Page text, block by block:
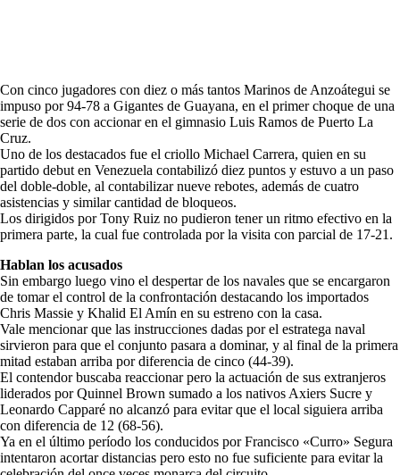
Con cinco jugadores con diez o más tantos Marinos de Anzoátegui se
impuso por 94-78 a Gigantes de Guayana, en el primer choque de una
serie de dos con accionar en el gimnasio Luis Ramos de Puerto La
Cruz.
Uno de los destacados fue el criollo Michael Carrera, quien en su
partido debut en Venezuela contabilizó diez puntos y estuvo a un paso
del doble-doble, al contabilizar nueve rebotes, además de cuatro
asistencias y similar cantidad de bloqueos.
Los dirigidos por Tony Ruiz no pudieron tener un ritmo efectivo en la
primera parte, la cual fue controlada por la visita con parcial de 17-21.
Hablan los acusados
Sin embargo luego vino el despertar de los navales que se encargaron
de tomar el control de la confrontación destacando los importados
Chris Massie y Khalid El Amín en su estreno con la casa.
Vale mencionar que las instrucciones dadas por el estratega naval
sirvieron para que el conjunto pasara a dominar, y al final de la primera
mitad estaban arriba por diferencia de cinco (44-39).
El contendor buscaba reaccionar pero la actuación de sus extranjeros
liderados por Quinnel Brown sumado a los nativos Axiers Sucre y
Leonardo Capparé no alcanzó para evitar que el local siguiera arriba
con diferencia de 12 (68-56).
Ya en el último período los conducidos por Francisco «Curro» Segura
intentaron acortar distancias pero esto no fue suficiente para evitar la